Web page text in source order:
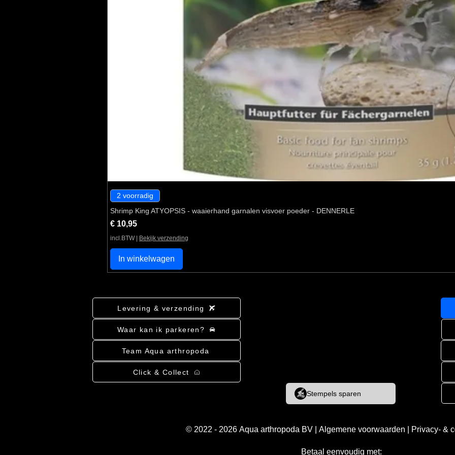
2 voorradig
Shrimp King ATYOPSIS - waaierhand garnalen visvoer poeder - DENNERLE
Prijs
€ 10,95
incl.BTW Bekijk verzending
In winkelwagen
Levering & verzending
Waar kan ik parkeren?
Team Aqua arthropoda
Click & Collect
Stempels sparen
© 2022 - 2026 Aqua arthropoda BV Algemene voorwaarden Privacy- &
Betaal eenvoudig met: